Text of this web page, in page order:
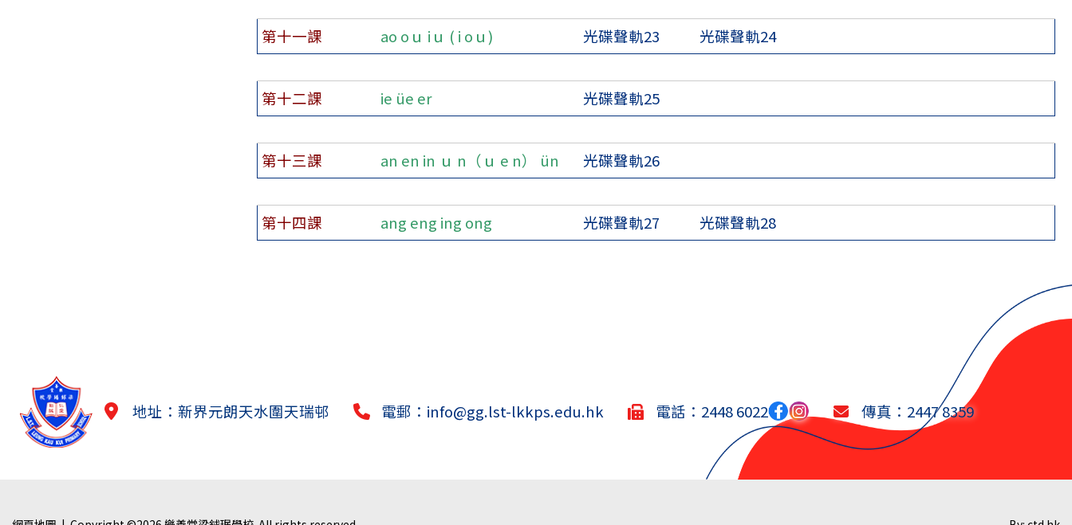
第十一課 ao oｕ iｕ ( i oｕ) 光碟聲軌23 光碟聲軌24
第十二課 ie üe er 光碟聲軌25
第十三課 an en in ｕ n（ｕ e n） ün 光碟聲軌26
第十四課 ang eng ing ong 光碟聲軌27 光碟聲軌28
地址：新界元朗天水圍天瑞邨 電郵： info@gg.lst-lkkps.edu.hk 電話：2448 6022 傳真：2447 8359